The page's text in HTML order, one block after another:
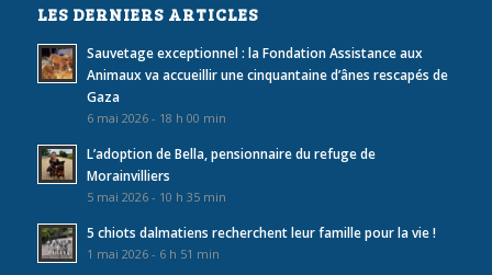
LES DERNIERS ARTICLES
Sauvetage exceptionnel : la Fondation Assistance aux
Animaux va accueillir une cinquantaine d’ânes rescapés de
Gaza
6 mai 2026 - 18 h 00 min
L’adoption de Bella, pensionnaire du refuge de
Morainvilliers
5 mai 2026 - 10 h 35 min
5 chiots dalmatiens recherchent leur famille pour la vie !
1 mai 2026 - 6 h 51 min